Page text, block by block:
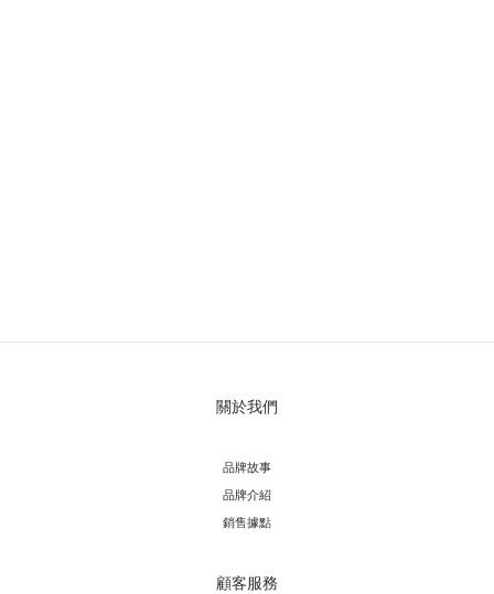
關於我們
品牌故事
品牌介紹
銷售據點
顧客服務